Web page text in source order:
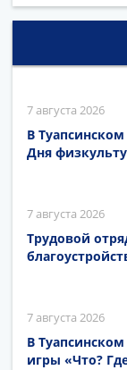
7 августа 2026
В
Дня
7 августа 2026
Трудовой
7 августа 2026
В
игры «Что?